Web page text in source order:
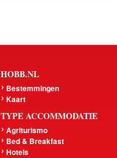
HOBB.NL
Bestemmingen
Kaart
TYPE ACCOMMODATIE
Agriturismo
Bed & Breakfast
Hotels